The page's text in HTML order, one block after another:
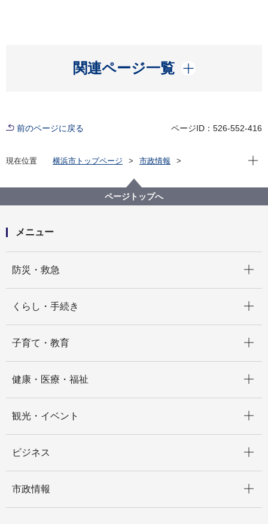
関連ページ一覧
開く
前のページに戻る ページID：526-552-416
現在位置 横浜市トップページ
市政情報
主な統計調査結果
全国家計構造調査（旧 全国消費実態調査）
平成26年全国消費実態調査
現在
ページトップへ
メニュー
防災・救急
くらし・手続き
子育て・教育
健康・医療・福祉
観光・イベント
ビジネス
市政情報